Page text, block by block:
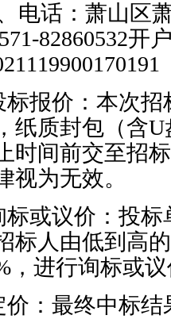
电话：萧山区
82860532开
标报价：本次
纸质封包（含
时间前交至招
视为无效。
标或议价：投
标人由低到高
，进行询标或
价：最终中标